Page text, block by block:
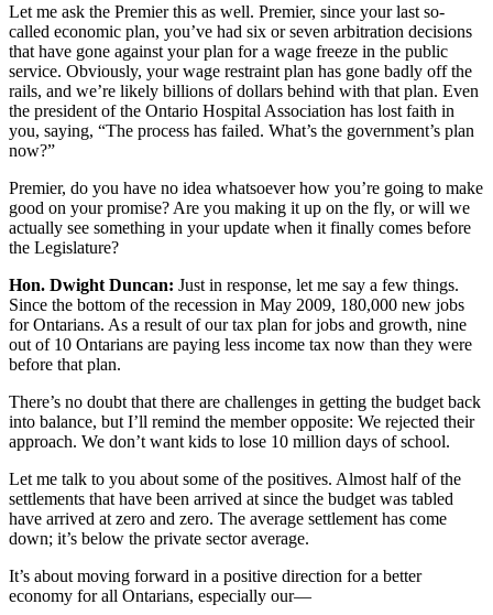
Let me ask the Premier this as well. Premier, since your last so-
called economic plan, you’ve had six or seven arbitration decisions
that have gone against your plan for a wage freeze in the public
service. Obviously, your wage restraint plan has gone badly off the
rails, and we’re likely billions of dollars behind with that plan. Even
the president of the Ontario Hospital Association has lost faith in
you, saying, “The process has failed. What’s the government’s plan
now?”
Premier, do you have no idea whatsoever how you’re going to make
good on your promise? Are you making it up on the fly, or will we
actually see something in your update when it finally comes before
the Legislature?
Hon. Dwight Duncan: Just in response, let me say a few things.
Since the bottom of the recession in May 2009, 180,000 new jobs
for Ontarians. As a result of our tax plan for jobs and growth, nine
out of 10 Ontarians are paying less income tax now than they were
before that plan.
There’s no doubt that there are challenges in getting the budget back
into balance, but I’ll remind the member opposite: We rejected their
approach. We don’t want kids to lose 10 million days of school.
Let me talk to you about some of the positives. Almost half of the
settlements that have been arrived at since the budget was tabled
have arrived at zero and zero. The average settlement has come
down; it’s below the private sector average.
It’s about moving forward in a positive direction for a better
economy for all Ontarians, especially our—